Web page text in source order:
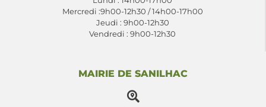
Mercredi :9h00-12h30 / 14h00-17h00
Jeudi : 9h00-12h30
Vendredi : 9h00-12h30
MAIRIE DE SANILHAC